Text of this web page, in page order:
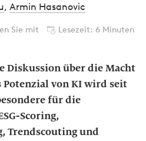
, Armin Hasanovic
Sie mit Lesezeit: 6 Minuten
Diskussion über die Macht
Potenzial von KI wird seit
für die
Scoring,
Trendscouting und